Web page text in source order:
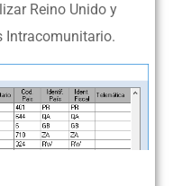
Reino Unido y
Intracomunitario.